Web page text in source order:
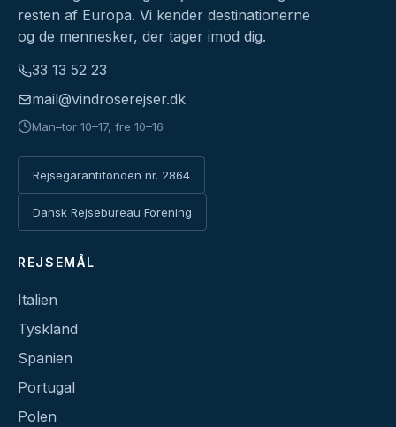
resten af Europa. Vi kender destinationerne
og de mennesker, der tager imod dig.
33 13 52 23
mail@vindroserejser.dk
Man–tor 10–17, fre 10–16
Rejsegarantifonden nr. 2864
Dansk Rejsebureau Forening
REJSEMÅL
Italien
Tyskland
Spanien
Portugal
Polen